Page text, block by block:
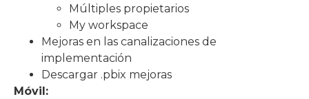
Múltiples propietarios
My workspace
Mejoras en las canalizaciones de
implementación
Descargar .pbix mejoras
Móvil: